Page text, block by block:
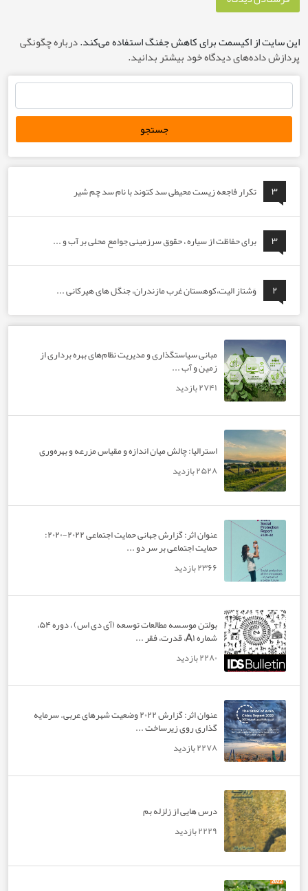
از اکیسمت برای کاهش جفنگ استفاده می‌کند.درباره چگونگی
دیدگاه خود بیشتر بدانید.
تکرار فاجعه زیست محیطی سد کتوند با نام سد چم شیر
برای حفاظت از سیاره ، حقوق سرزمینی جوامع محلی بر آب و ...
وَشتاز الیت،کوهستان غرب مازندران، جنگل های هیرکانی ...
مبانی سیاستگذاری و مدیریت نظام‌های بهره‌ برداری از
زمین و آب ...
۲۷۴۱ بازدید
استرالیا: چالش میان اندازه و مقیاس مزرعه و بهره‌وری
۲۵۲۸ بازدید
عنوان اثر: گزارش جهانی حمایت اجتماعی ۲۰۲۲-۲۰۲۰:
حمایت اجتماعی بر سر دو ...
۲۳۶۶ بازدید
بولتن موسسه مطالعات توسعه (آی دی اس) ، دوره ۵۴،
شماره A۱، قدرت، فقر ...
۲۲۸۰ بازدید
عنوان اثر: گزارش ۲۰۲۲ وضعیت شهرهای عربی. سرمایه
گذاری روی زیرساخت ...
۲۲۷۸ بازدید
درس هایی از زلزله بم
۲۲۲۹ بازدید